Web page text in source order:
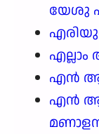
യേശു
എൻ
എൻ